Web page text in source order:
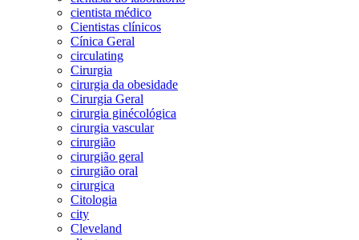
cientista médico
Cientistas clínicos
Cínica Geral
circulating
Cirurgia
cirurgia da obesidade
Cirurgia Geral
cirurgia ginécológica
cirurgia vascular
cirurgião
cirurgião geral
cirurgião oral
cirurgica
Citologia
city
Cleveland